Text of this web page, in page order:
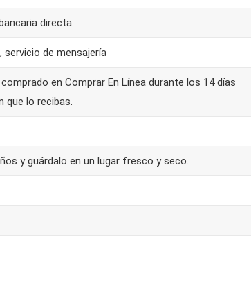
directa
de mensajería
en Comprar En Línea durante los 14 días
lo recibas.
y guárdalo en un lugar fresco y seco.